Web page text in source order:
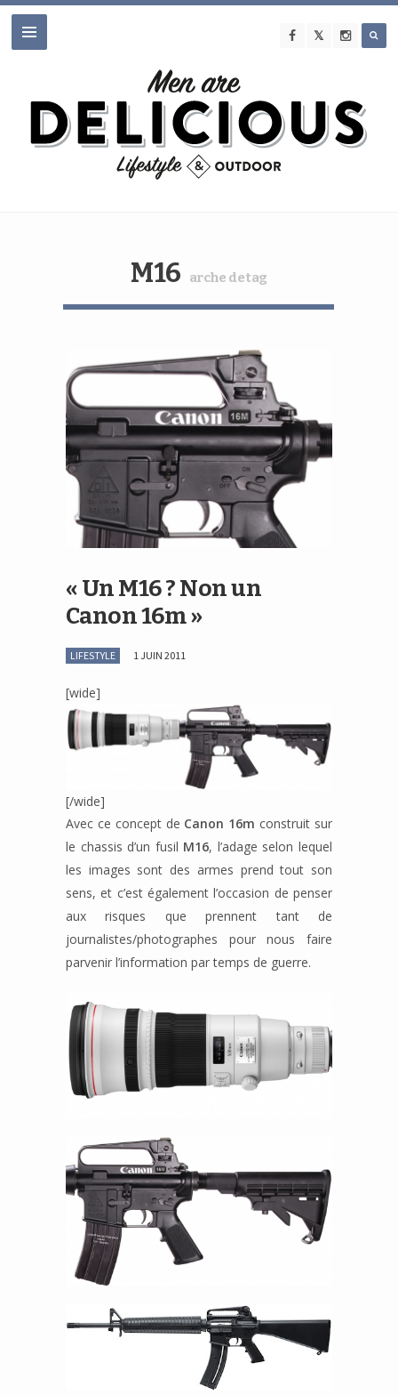
M16 arche de tag
« Un M16 ? Non un
Canon 16m »
LIFESTYLE 1 JUIN 2011
[wide]
[/wide]
Avec ce concept de Canon 16m construit sur
le chassis d’un fusil M16, l’adage selon lequel
les images sont des armes prend tout son
sens, et c’est également l’occasion de penser
aux risques que prennent tant de
journalistes/photographes pour nous faire
parvenir l’information par temps de guerre.